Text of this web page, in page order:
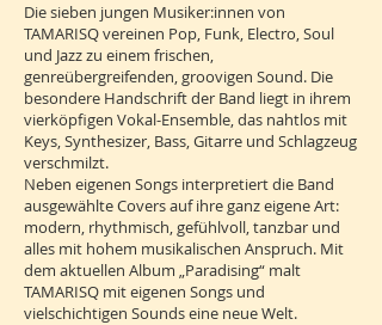
Die sieben jungen Musiker:innen von
TAMARISQ vereinen Pop, Funk, Electro, Soul
und Jazz zu einem frischen,
genreübergreifenden, groovigen Sound. Die
besondere Handschrift der Band liegt in ihrem
vierköpfigen Vokal-Ensemble, das nahtlos mit
Keys, Synthesizer, Bass, Gitarre und Schlagzeug
verschmilzt.
Neben eigenen Songs interpretiert die Band
ausgewählte Covers auf ihre ganz eigene Art:
modern, rhythmisch, gefühlvoll, tanzbar und
alles mit hohem musikalischen Anspruch. Mit
dem aktuellen Album „Paradising“ malt
TAMARISQ mit eigenen Songs und
vielschichtigen Sounds eine neue Welt.